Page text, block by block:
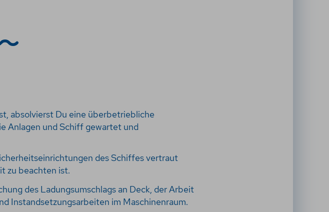
absolvierst Du eine überbetriebliche
Anlagen und Schiff gewartet und
des Schiffes vertraut
zu beachten ist.
des Ladungsumschlags an Deck, der Arbeit
Instandsetzungsarbeiten im Maschinenraum.